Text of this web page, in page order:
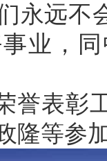
永远不
业，
誉表彰
隆等参